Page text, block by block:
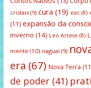
cristais(9) cura (19) eac(8)
(11) expansão da
inverno (14) Leo Artese (8)
mente(10) nagual (9)
era (67) Nova Terra
de poder(41)